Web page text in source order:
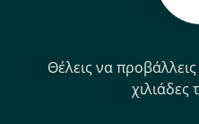
Θέλεις να
χιλιάδες